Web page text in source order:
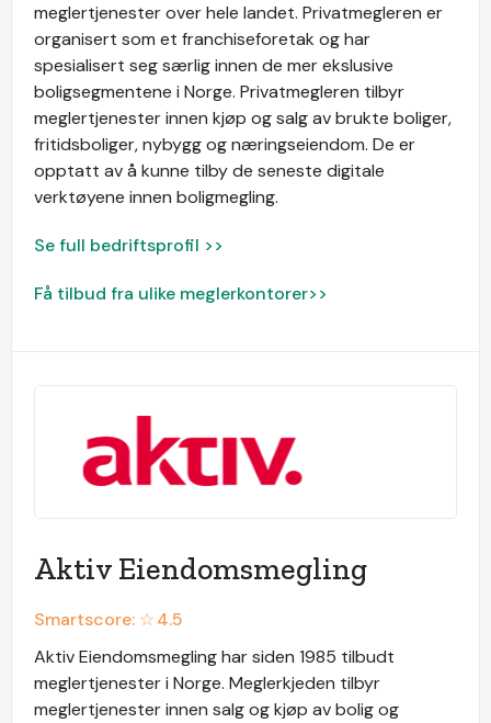
meglertjenester over hele landet. Privatmegleren er
organisert som et franchiseforetak og har
spesialisert seg særlig innen de mer ekslusive
boligsegmentene i Norge. Privatmegleren tilbyr
meglertjenester innen kjøp og salg av brukte boliger,
fritidsboliger, nybygg og næringseiendom. De er
opptatt av å kunne tilby de seneste digitale
verktøyene innen boligmegling.
Se full bedriftsprofil >>
Få tilbud fra ulike meglerkontorer>>
Aktiv Eiendomsmegling
Smartscore: ☆4.5
Aktiv Eiendomsmegling har siden 1985 tilbudt
meglertjenester i Norge. Meglerkjeden tilbyr
meglertjenester innen salg og kjøp av bolig og